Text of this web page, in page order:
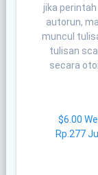
jika
autorun,
muncul
tulisan
secara
$6.00
Rp.277